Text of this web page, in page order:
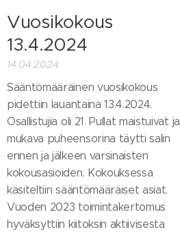
Vuosikokous
13.4.2024
14.04.2024
Sääntömääräinen vuosikokous
pidettiin lauantaina 13.4.2024.
Osallistujia oli 21. Pullat maistuivat ja
mukava puheensorina täytti salin
ennen ja jälkeen varsinaisten
kokousasioiden. Kokouksessa
käsiteltiin sääntömääräiset asiat.
Vuoden 2023 toimintakertomus
hyväksyttiin kiitoksin aktiivisesta